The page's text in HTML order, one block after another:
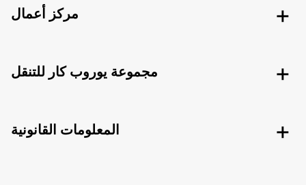
مركز أعمال
مجموعة يوروب كار للتنقل
المعلومات القانونية